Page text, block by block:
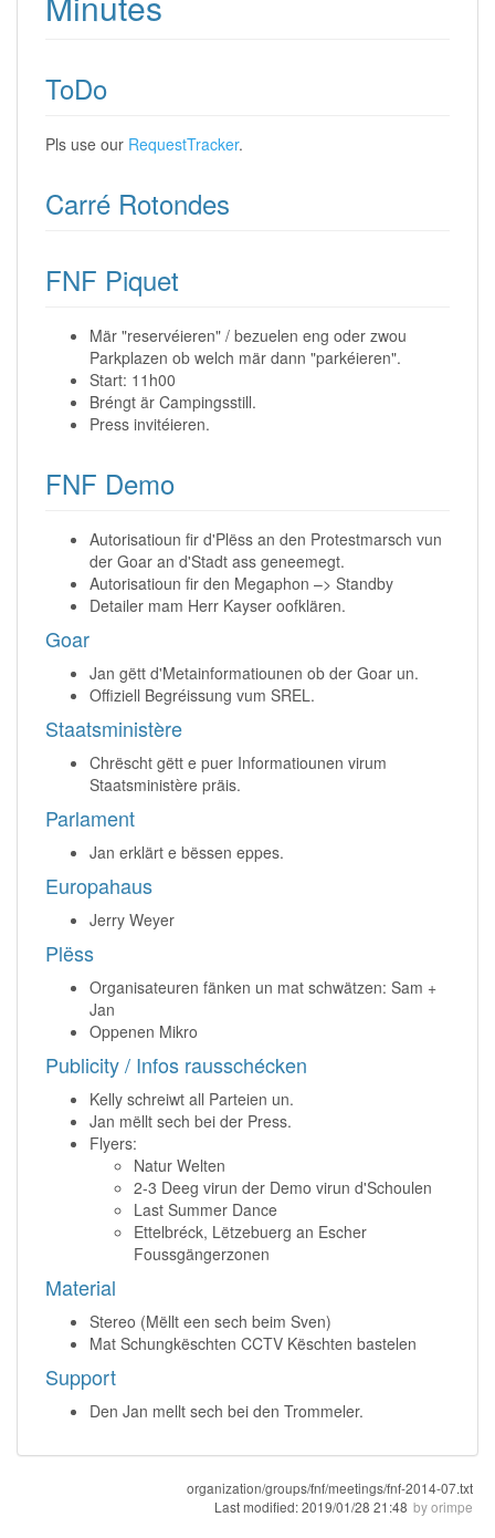
ToDo
Pls use our RequestTracker.
Carré Rotondes
FNF Piquet
Mär "reservéieren" / bezuelen eng oder zwou
Parkplazen ob welch mär dann "parkéieren".
Start: 11h00
Bréngt är Campingsstill.
Press invitéieren.
FNF Demo
Autorisatioun fir d'Plëss an den Protestmarsch vun
der Goar an d'Stadt ass geneemegt.
Autorisatioun fir den Megaphon –> Standby
Detailer mam Herr Kayser oofklären.
Goar
Jan gëtt d'Metainformatiounen ob der Goar un.
Offiziell Begréissung vum SREL.
Staatsministère
Chrëscht gëtt e puer Informatiounen virum
Staatsministère präis.
Parlament
Jan erklärt e bëssen eppes.
Europahaus
Jerry Weyer
Plëss
Organisateuren fänken un mat schwätzen: Sam +
Jan
Oppenen Mikro
Publicity / Infos rausschécken
Kelly schreiwt all Parteien un.
Jan mëllt sech bei der Press.
Flyers:
Natur Welten
2-3 Deeg virun der Demo virun d'Schoulen
Last Summer Dance
Ettelbréck, Lëtzebuerg an Escher
Foussgängerzonen
Material
Stereo (Mëllt een sech beim Sven)
Mat Schungkëschten CCTV Këschten bastelen
Support
Den Jan mellt sech bei den Trommeler.
organization/groups/fnf/meetings/fnf-2014-07.txt
Last modified:2019/01/28 21:48 byorimpe